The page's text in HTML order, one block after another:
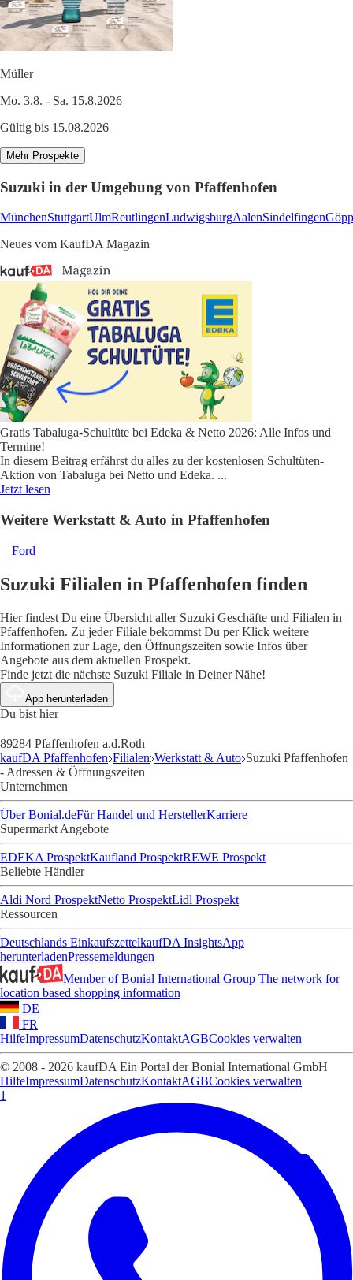
Müller
Mo. 3.8. - Sa. 15.8.2026
Gültig bis 15.08.2026
Mehr Prospekte
Suzuki in der Umgebung von Pfaffenhofen
MünchenStuttgartUlmReutlingenLudwigsburgAalenSindelfingen
Neues vom KaufDA Magazin
Gratis Tabaluga-Schultüte bei Edeka & Netto 2026: Alle Infos und
Termine!
In diesem Beitrag erfährst du alles zu der kostenlosen Schultüten-
Aktion von Tabaluga bei Netto und Edeka. ...
Jetzt lesen
Weitere Werkstatt & Auto in Pfaffenhofen
Ford
Suzuki Filialen in Pfaffenhofen finden
Hier findest Du eine Übersicht aller Suzuki Geschäfte und Filialen in
Pfaffenhofen. Zu jeder Filiale bekommst Du per Klick weitere
Informationen zur Lage, den Öffnungszeiten sowie Infos über
Angebote aus dem aktuellen Prospekt.
Finde jetzt die nächste Suzuki Filiale in Deiner Nähe!
App herunterladen
Du bist hier
89284 Pfaffenhofen a.d.Roth
kaufDA Pfaffenhofen Filialen Werkstatt & Auto Suzuki Pfaffenhofen
- Adressen & Öffnungszeiten
Unternehmen
Über Bonial.deFür Handel und HerstellerKarriere
Supermarkt Angebote
EDEKA ProspektKaufland ProspektREWE Prospekt
Beliebte Händler
Aldi Nord ProspektNetto ProspektLidl Prospekt
Ressourcen
Deutschlands EinkaufszettelkaufDA InsightsApp
herunterladenPressemeldungen
Member of Bonial International Group The network for
location based shopping information
DE
FR
HilfeImpressumDatenschutzKontaktAGBCookies verwalten
© 2008 - 2026 kaufDA Ein Portal der Bonial International GmbH
HilfeImpressumDatenschutzKontaktAGBCookies verwalten
1